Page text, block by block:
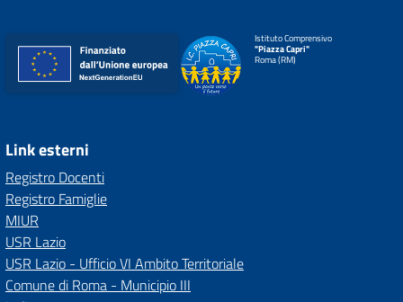
Istituto Comprensivo
"Piazza Capri"
Roma (RM)
Link esterni
Registro Docenti
Registro Famiglie
MIUR
USR Lazio
USR Lazio - Ufficio VI Ambito Territoriale
Comune di Roma - Municipio III